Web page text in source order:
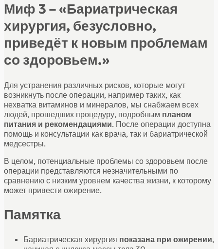
Миф 3 – «Бариатрическая
хирургия, безусловно,
приведёт к новым проблемам
со здоровьем.»
Для устранения различных рисков, которые могут
возникнуть после операции, например таких, как
нехватка витаминов и минералов, мы снабжаем всех
людей, прошедших процедуру, подробным планом
питания и рекомендациями. После операции доступна
помощь и консультации как врача, так и бариатрической
медсестры.
В целом, потенциальные проблемы со здоровьем после
операции представляются незначительными по
сравнению с низким уровнем качества жизни, к которому
может привести ожирение.
Памятка
Бариатрическая хирургия показана при ожирении,